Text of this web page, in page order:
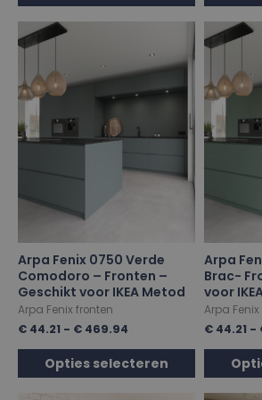
Arpa Fenix 0750 Verde
Comodoro – Fronten –
Geschikt voor IKEA Metod
Arpa Fenix fronten
€ 44.21 - € 469.94
Opties selecteren
Arpa
Brac-
voor
Arpa
€ 44.21 -